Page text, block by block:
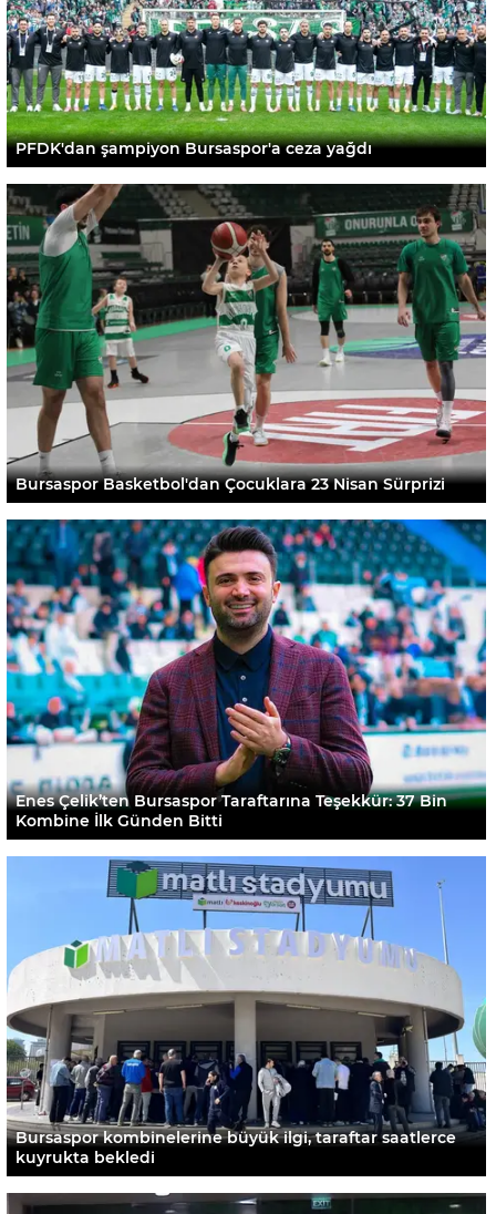
PFDK'dan şampiyon Bursaspor'a ceza yağdı
Bursaspor Basketbol'dan Çocuklara 23 Nisan Sürprizi
Enes Çelik’ten Bursaspor Taraftarına Teşekkür: 37 Bin
Kombine İlk Günden Bitti
Bursaspor kombinelerine büyük ilgi, taraftar saatlerce
kuyrukta bekledi